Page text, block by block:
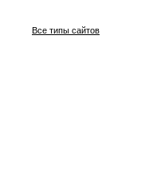
Все типы сайтов